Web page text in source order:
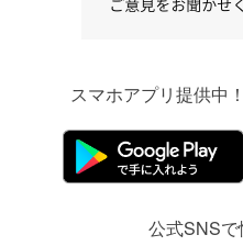
スマホアプリ提供中
公式SNSで